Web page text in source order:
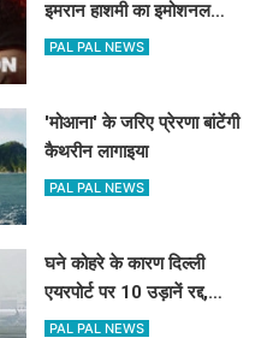
इमरान हाशमी का इमोशनल
अवतार
PAL PAL NEWS
'मोआना' के जरिए प्रेरणा बांटेंगी
कैथरीन लागाइया
PAL PAL NEWS
घने कोहरे के कारण दिल्ली
एयरपोर्ट पर 10 उड़ानें रद्द,
270 से अधिक में देरी
PAL PAL NEWS